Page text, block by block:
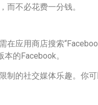
而不必花费一分钱。
应用商店搜索
的Facebook。
制的社交媒体乐趣。你